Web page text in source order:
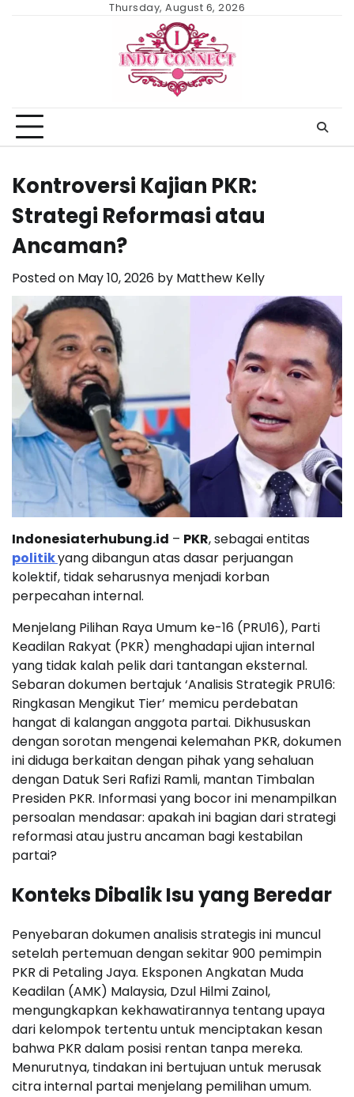
Thursday, August 6, 2026
Kontroversi Kajian PKR:
Strategi Reformasi atau
Ancaman?
Posted on May 10, 2026 by Matthew Kelly
Indonesiaterhubung.id – PKR, sebagai entitas
politikyang dibangun atas dasar perjuangan
kolektif, tidak seharusnya menjadi korban
perpecahan internal.
Menjelang Pilihan Raya Umum ke-16 (PRU16), Parti
Keadilan Rakyat (PKR) menghadapi ujian internal
yang tidak kalah pelik dari tantangan eksternal.
Sebaran dokumen bertajuk ‘Analisis Strategik PRU16:
Ringkasan Mengikut Tier’ memicu perdebatan
hangat di kalangan anggota partai. Dikhususkan
dengan sorotan mengenai kelemahan PKR, dokumen
ini diduga berkaitan dengan pihak yang sehaluan
dengan Datuk Seri Rafizi Ramli, mantan Timbalan
Presiden PKR. Informasi yang bocor ini menampilkan
persoalan mendasar: apakah ini bagian dari strategi
reformasi atau justru ancaman bagi kestabilan
partai?
Konteks Dibalik Isu yang Beredar
Penyebaran dokumen analisis strategis ini muncul
setelah pertemuan dengan sekitar 900 pemimpin
PKR di Petaling Jaya. Eksponen Angkatan Muda
Keadilan (AMK) Malaysia, Dzul Hilmi Zainol,
mengungkapkan kekhawatirannya tentang upaya
dari kelompok tertentu untuk menciptakan kesan
bahwa PKR dalam posisi rentan tanpa mereka.
Menurutnya, tindakan ini bertujuan untuk merusak
citra internal partai menjelang pemilihan umum.